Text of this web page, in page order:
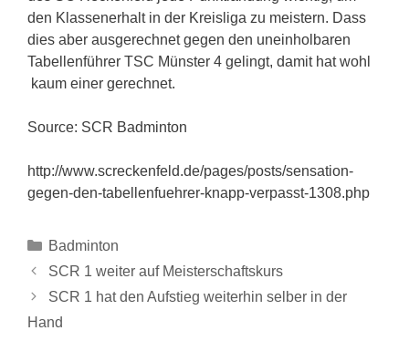
den Klassenerhalt in der Kreisliga zu meistern. Dass
dies aber ausgerechnet gegen den uneinholbaren
Tabellenführer TSC Münster 4 gelingt, damit hat wohl
kaum einer gerechnet.
Source: SCR Badminton
http://www.screckenfeld.de/pages/posts/sensation-
gegen-den-tabellenfuehrer-knapp-verpasst-1308.php
Badminton
SCR 1 weiter auf Meisterschaftskurs
SCR 1 hat den Aufstieg weiterhin selber in der
Hand